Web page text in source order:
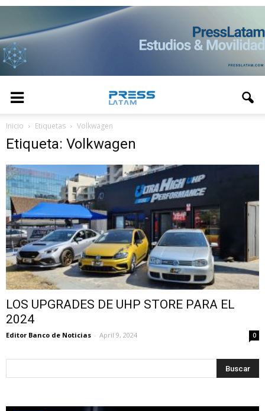
Inicio Etiquetas Volkwagen
Etiqueta: Volkwagen
LOS UPGRADES DE UHP STORE PARA EL
2024
Editor Banco de Noticias - April 9, 2024 0